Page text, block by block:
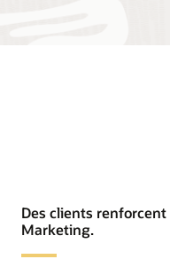
Des clients renforcent
Marketing.